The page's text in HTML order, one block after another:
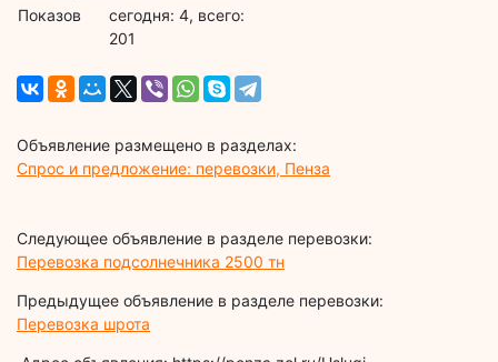
Показов
cегодня: 4, всего:
201
Объявление размещено в разделах:
Спрос и предложение: перевозки, Пенза
Следующее объявление в разделе перевозки:
Перевозка подсолнечника 2500 тн
Предыдущее объявление в разделе перевозки:
Перевозка шрота